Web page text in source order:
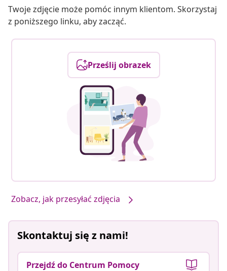
Twoje zdjęcie może pomóc innym klientom. Skorzystaj
z poniższego linku, aby zacząć.
Prześlij obrazek
Zobacz, jak przesyłać zdjęcia
Skontaktuj się z nami!
Przejdź do Centrum Pomocy